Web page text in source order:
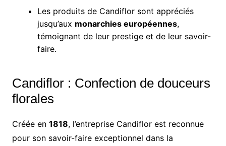
Les produits de Candiflor sont appréciés
jusqu’aux monarchies européennes,
témoignant de leur prestige et de leur savoir-
faire.
Candiflor : Confection de douceurs
florales
Créée en 1818, l’entreprise Candiflor est reconnue
pour son savoir-faire exceptionnel dans la